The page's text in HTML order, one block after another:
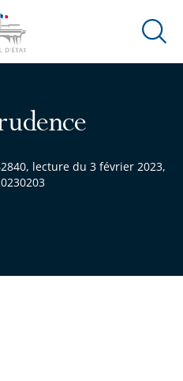
Ouvrir
lecture du 3 février 2023,